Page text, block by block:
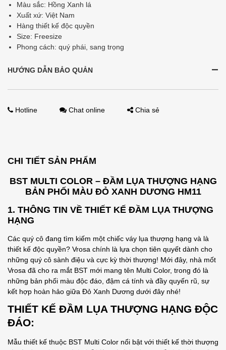
Màu sắc: Hồng Xanh lá
Xuất xứ: Việt Nam
Hàng thiết kế độc quyền
Size: Freesize
Phong cách: quý phái, sang trọng
HƯỚNG DẪN BẢO QUẢN
Hotline Chat online Chia sẻ
CHI TIẾT SẢN PHẨM
BST MULTI COLOR – ĐẦM LỤA THƯỢNG HẠNG
BẢN PHỐI MÀU ĐỎ XANH DƯƠNG HM11
1. THÔNG TIN VỀ THIẾT KẾ ĐẦM LỤA THƯỢNG
HẠNG
Các quý cô đang tìm kiếm một chiếc váy lụa thượng hạng và là
thiết kế độc quyền? Vrosa chính là lựa chọn tiên quyết dành cho
những quý cô sành điệu và cực kỳ thời thượng! Mới đây, nhà mốt
Vrosa đã cho ra mắt BST mới mang tên Multi Color, trong đó là
những bản phối màu độc đáo, đậm cá tính và đầy quyến rũ, sự
kết hợp hoàn hảo giữa Đỏ Xanh Dương dưới đây nhé!
THIẾT KẾ ĐẦM LỤA THƯỢNG HẠNG ĐỘC
ĐÁO:
Mẫu thiết kế thuộc BST Multi Color nổi bật với thiết kế thời thượng